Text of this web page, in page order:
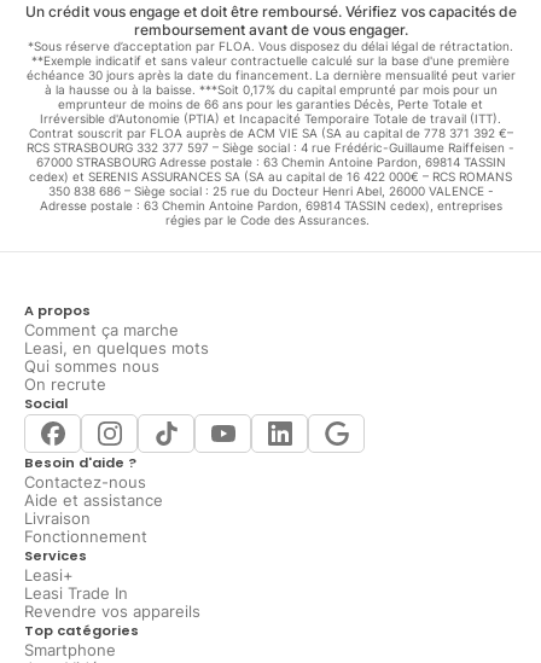
Un crédit vous engage et doit être remboursé. Vérifiez vos capacités de
remboursement avant de vous engager.
*Sous réserve d’acceptation par FLOA. Vous disposez du délai légal de rétractation.
**Exemple indicatif et sans valeur contractuelle calculé sur la base d'une première
échéance 30 jours après la date du financement. La dernière mensualité peut varier
à la hausse ou à la baisse. ***Soit 0,17% du capital emprunté par mois pour un
emprunteur de moins de 66 ans pour les garanties Décès, Perte Totale et
Irréversible d'Autonomie (PTIA) et Incapacité Temporaire Totale de travail (ITT).
Contrat souscrit par FLOA auprès de ACM VIE SA (SA au capital de 778 371 392 €–
RCS STRASBOURG 332 377 597 – Siège social : 4 rue Frédéric-Guillaume Raiffeisen -
67000 STRASBOURG Adresse postale : 63 Chemin Antoine Pardon, 69814 TASSIN
cedex) et SERENIS ASSURANCES SA (SA au capital de 16 422 000€ – RCS ROMANS
350 838 686 – Siège social : 25 rue du Docteur Henri Abel, 26000 VALENCE -
Adresse postale : 63 Chemin Antoine Pardon, 69814 TASSIN cedex), entreprises
régies par le Code des Assurances.
A propos
Comment ça marche
Leasi, en quelques mots
Qui sommes nous
On recrute
Social
Besoin d'aide ?
Contactez-nous
Aide et assistance
Livraison
Fonctionnement
Services
Leasi+
Leasi Trade In
Revendre vos appareils
Top catégories
Smartphone